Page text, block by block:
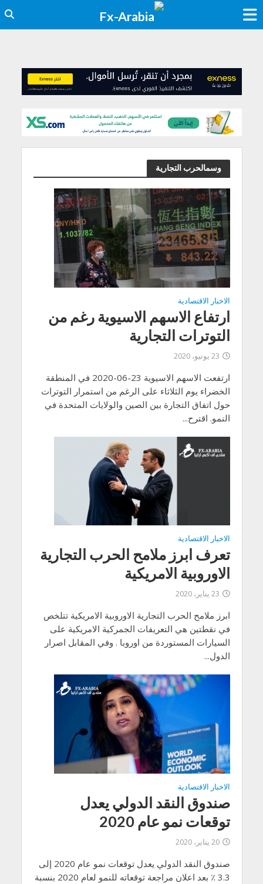
وسمالحرب التجارية
الاخبار الاقتصادية
ارتفاع الاسهم الاسيوية رغم من
التوترات التجارية
23 يونيو، 2020
ارتفعت الاسهم الاسيوية 23-06-2020 في المنطقة
الخضراء يوم الثلاثاء على الرغم من استمرار التوترات
حول اتفاق التجارة بين الصين والولايات المتحدة في
النمو. اقترح...
الاخبار الاقتصادية
تعرف ابرز ملامح الحرب التجارية
الاوروبية الامريكية
23 يناير، 2020
ابرز ملامح الحرب التجارية الاوروبية الامريكية تتلخص
في نقطتين هي التعريفات الجمركية الامريكية على
السيارات المستوردة من اوروبا . وفي المقابل اصرار
الدول...
الاخبار الاقتصادية
صندوق النقد الدولي يعدل
توقعات نمو عام 2020
20 يناير، 2020
صندوق النقد الدولي يعدل توقعات نمو عام 2020 إلى
3.3 ٪ بعد اعلان مراجعة توقعاته للنمو لعام 2020 بنسبة